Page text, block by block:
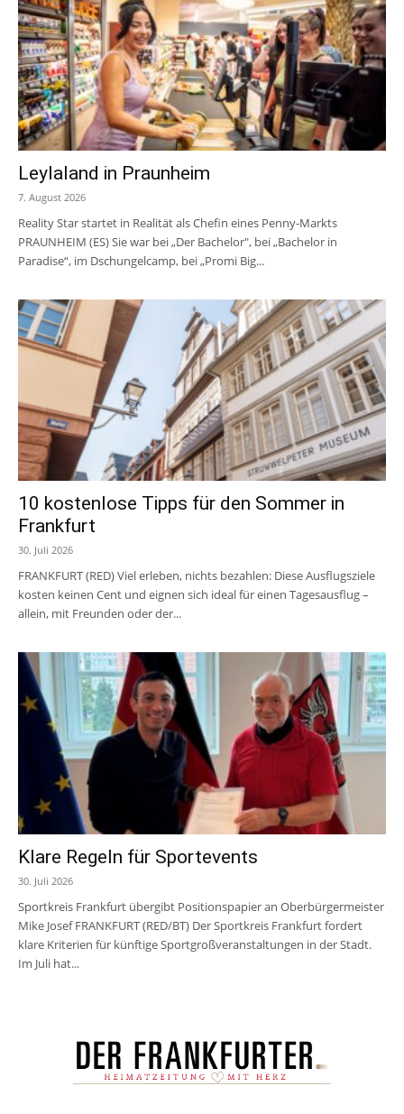
Leylaland in Praunheim
7. August 2026
Reality Star startet in Realität als Chefin eines Penny-Markts
PRAUNHEIM (ES) Sie war bei „Der Bachelor", bei „Bachelor in
Paradise“, im Dschungelcamp, bei „Promi Big...
10 kostenlose Tipps für den Sommer in
Frankfurt
30. Juli 2026
FRANKFURT (RED) Viel erleben, nichts bezahlen: Diese Ausflugsziele
kosten keinen Cent und eignen sich ideal für einen Tagesausflug –
allein, mit Freunden oder der...
Klare Regeln für Sportevents
30. Juli 2026
Sportkreis Frankfurt übergibt Positionspapier an Oberbürgermeister
Mike Josef FRANKFURT (RED/BT) Der Sportkreis Frankfurt fordert
klare Kriterien für künftige Sportgroßveranstaltungen in der Stadt.
Im Juli hat...